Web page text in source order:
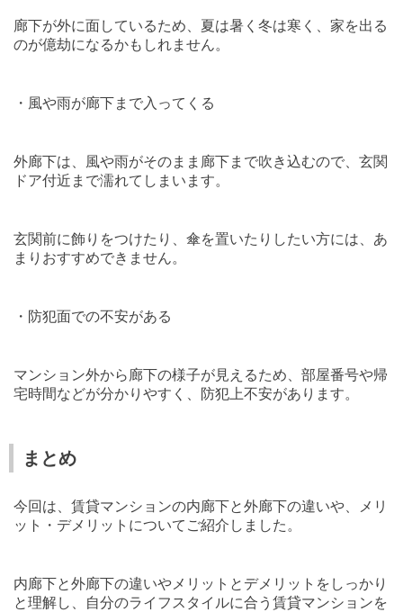
廊下が外に面しているため、夏は暑く冬は寒く、家を出る
のが億劫になるかもしれません。
・風や雨が廊下まで入ってくる
外廊下は、風や雨がそのまま廊下まで吹き込むので、玄関
ドア付近まで濡れてしまいます。
玄関前に飾りをつけたり、傘を置いたりしたい方には、あ
まりおすすめできません。
・防犯面での不安がある
マンション外から廊下の様子が見えるため、部屋番号や帰
宅時間などが分かりやすく、防犯上不安があります。
まとめ
今回は、賃貸マンションの内廊下と外廊下の違いや、メリ
ット・デメリットについてご紹介しました。
内廊下と外廊下の違いやメリットとデメリットをしっかり
と理解し、自分のライフスタイルに合う賃貸マンションを